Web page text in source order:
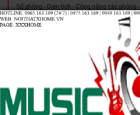
Số phòng - Diện tích - Công năng các phòng
khách cần có các sản phẩm nội thất lắp đặt
Quý khách muốn X HOME thiết kế
Toàn bộ không gian căn hộ mới
Văn phòng
Nhà phố